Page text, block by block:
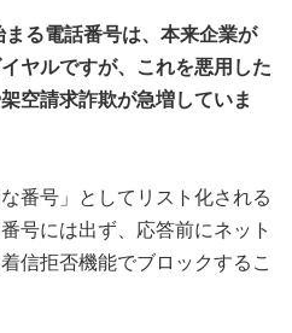
る電話番号は、本来企業が
ヤルですが、これを悪用した
空請求詐欺が急増していま
番号」としてリスト化される
号には出ず、応答前にネット
信拒否機能でブロックするこ